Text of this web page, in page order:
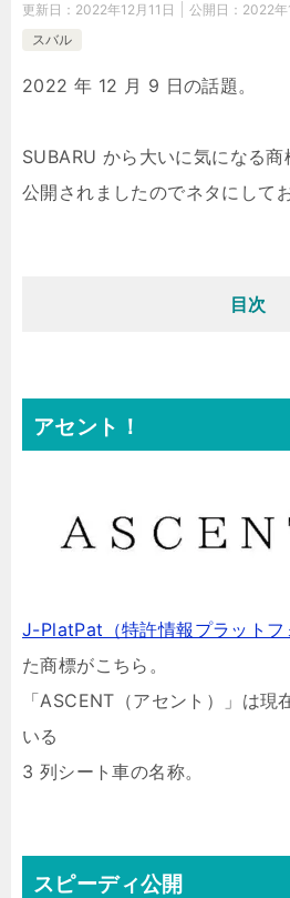
更新日： 2022年12月11日 公開日： 2022年
スバル
2022 年 12 月 9 日の話題。
SUBARU から大いに気になる商
公開されましたのでネタにして
目次
アセント！
J-PlatPat（特許情報プラットフ
た商標がこちら。
「ASCENT（アセント）」は現
いる
3 列シート車の名称。
スピーディ公開